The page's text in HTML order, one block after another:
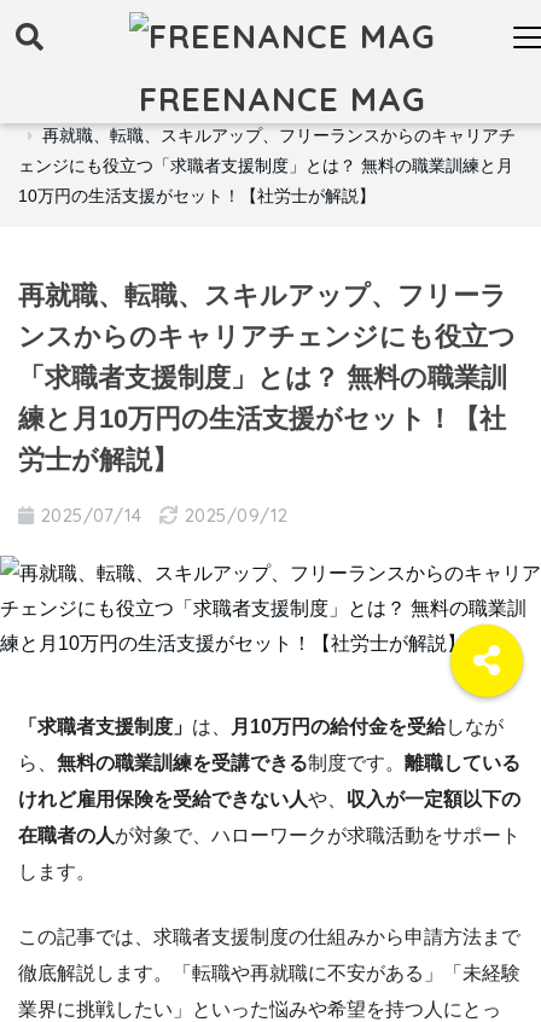
FREENANCE MAG
FREENANCE MAG トップ お金
フリーランス向け支援制度
再就職、転職、スキルアップ、フリーランスからのキャリアチ
ェンジにも役立つ「求職者支援制度」とは？ 無料の職業訓練と月
10万円の生活支援がセット！【社労士が解説】
再就職、転職、スキルアップ、フリーラ
ンスからのキャリアチェンジにも役立つ
「求職者支援制度」とは？ 無料の職業訓
練と月10万円の生活支援がセット！【社
労士が解説】
2025/07/14 2025/09/12
「求職者支援制度」 は、 月10万円の給付金を受給しなが
ら、 無料の職業訓練を受講できる制度です。 離職している
けれど雇用保険を受給できない人や、 収入が一定額以下の
在職者の人が対象で、ハローワークが求職活動をサポート
します。
この記事では、求職者支援制度の仕組みから申請方法まで
徹底解説します。「転職や再就職に不安がある」「未経験
業界に挑戦したい」といった悩みや希望を持つ人にとっ